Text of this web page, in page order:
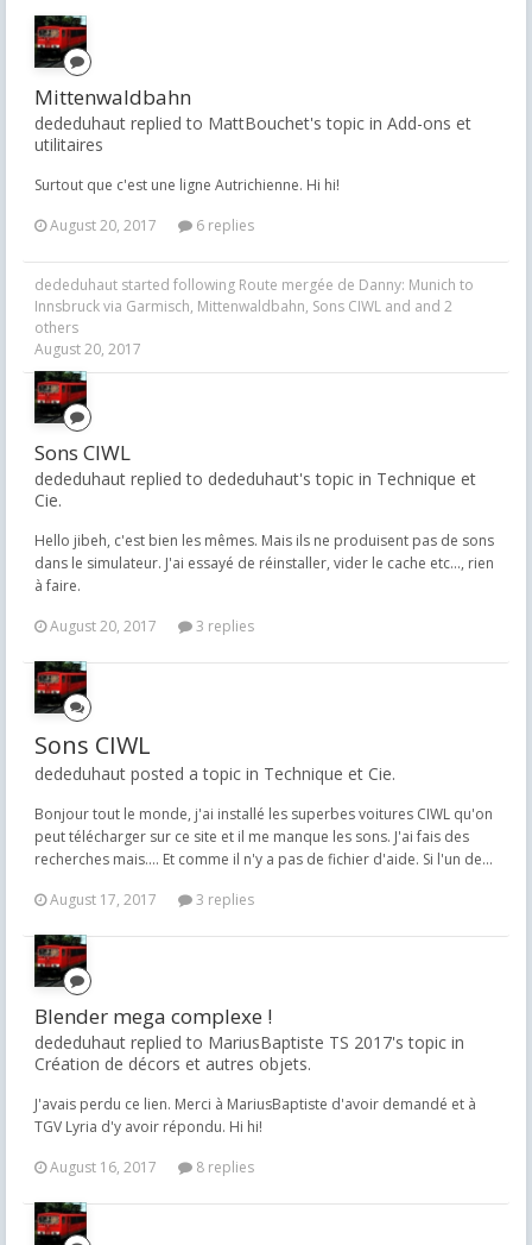
Mittenwaldbahn
dededuhaut replied to MattBouchet's topic in Add-ons et
utilitaires
Surtout que c'est une ligne Autrichienne. Hi hi!
August 20, 2017
6 replies
dededuhaut started following Route mergée de Danny: Munich to
Innsbruck via Garmisch, Mittenwaldbahn, Sons CIWL and and 2
others
August 20, 2017
Sons CIWL
dededuhaut replied to dededuhaut's topic in Technique et
Cie.
Hello jibeh, c'est bien les mêmes. Mais ils ne produisent pas de sons
dans le simulateur. J'ai essayé de réinstaller, vider le cache etc..., rien
à faire.
August 20, 2017
3 replies
Sons CIWL
dededuhaut posted a topic in Technique et Cie.
Bonjour tout le monde, j'ai installé les superbes voitures CIWL qu'on
peut télécharger sur ce site et il me manque les sons. J'ai fais des
recherches mais.... Et comme il n'y a pas de fichier d'aide. Si l'un de...
August 17, 2017
3 replies
Blender mega complexe !
dededuhaut replied to MariusBaptiste TS 2017's topic in
Création de décors et autres objets.
J'avais perdu ce lien. Merci à MariusBaptiste d'avoir demandé et à
TGV Lyria d'y avoir répondu. Hi hi!
August 16, 2017
8 replies